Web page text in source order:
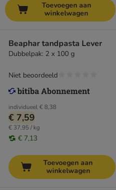
Toevoegen aan
winkelwagen
Beaphar tandpasta Lever
Dubbelpak: 2 x 100 g
individueel€ 8,38
€ 7,59
€ 37,95 / kg
€ 7,13
Niet beoordeeld
Toevoegen aan
winkelwagen